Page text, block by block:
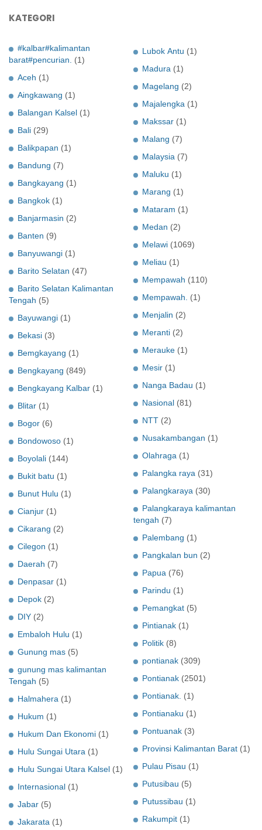
KATEGORI
#kalbar#kalimantan
barat#pencurian. (1)
Aceh (1)
Aingkawang (1)
Balangan Kalsel (1)
Bali (29)
Balikpapan (1)
Bandung (7)
Bangkayang (1)
Bangkok (1)
Banjarmasin (2)
Banten (9)
Banyuwangi (1)
Barito Selatan (47)
Barito Selatan Kalimantan
Tengah (5)
Bayuwangi (1)
Bekasi (3)
Bemgkayang (1)
Bengkayang (849)
Bengkayang Kalbar (1)
Blitar (1)
Bogor (6)
Bondowoso (1)
Boyolali (144)
Bukit batu (1)
Bunut Hulu (1)
Cianjur (1)
Cikarang (2)
Cilegon (1)
Daerah (7)
Denpasar (1)
Depok (2)
DIY (2)
Embaloh Hulu (1)
Gunung mas (5)
gunung mas kalimantan
Tengah (5)
Halmahera (1)
Hukum (1)
Hukum Dan Ekonomi (1)
Hulu Sungai Utara (1)
Hulu Sungai Utara Kalsel (1)
Internasional (1)
Jabar (5)
Jakarata (1)
Lubok Antu (1)
Madura (1)
Magelang (2)
Majalengka (1)
Makssar (1)
Malang (7)
Malaysia (7)
Maluku (1)
Marang (1)
Mataram (1)
Medan (2)
Melawi (1069)
Meliau (1)
Mempawah (110)
Mempawah. (1)
Menjalin (2)
Meranti (2)
Merauke (1)
Mesir (1)
Nanga Badau (1)
Nasional (81)
NTT (2)
Nusakambangan (1)
Olahraga (1)
Palangka raya (31)
Palangkaraya (30)
Palangkaraya kalimantan
tengah (7)
Palembang (1)
Pangkalan bun (2)
Papua (76)
Parindu (1)
Pemangkat (5)
Pintianak (1)
Politik (8)
pontianak (309)
Pontianak (2501)
Pontianak. (1)
Pontianaku (1)
Pontuanak (3)
Provinsi Kalimantan Barat (1)
Pulau Pisau (1)
Putusibau (5)
Putussibau (1)
Rakumpit (1)